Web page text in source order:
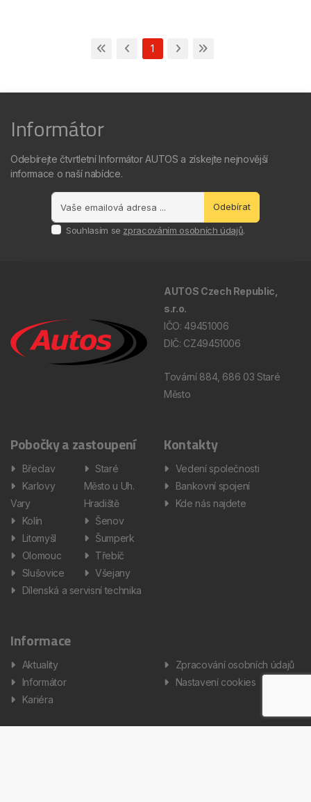
1
Informátor
Odebírejte čtvrtletní Informátor AUTOS a získejte nejnovější
informace o naší nabídce.
Odebírat
Souhlasím se zpracováním osobních údajů.
AUTOS Czech Republic,
s.r.o.
IČO: 49451006
DIČ: CZ49451006
Tovární 884, 686 03 Staré
Město
Pobočky a zastoupení
Břeclav
Karlovy
Vary
Kolín
Litomyšl
Olomouc
Slušovice
Staré
Město u Uh.
Hradiště
Šenov
Šumperk
Třebíč
Všejany
Dílenská a servisní technika
Kontakty
Vedení společnosti
Bankovní spojení
Kde nás najdete
Informace
Aktuality
Informátor
Kariéra
Zpracování osobních údajů
Nastavení cookies